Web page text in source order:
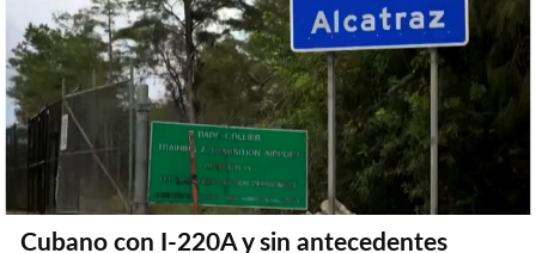
Cubano con I-220A y sin antecedentes